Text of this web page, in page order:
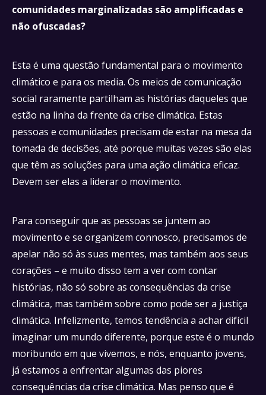
comunidades marginalizadas são amplificadas e
não ofuscadas?
Esta é uma questão fundamental para o movimento
climático e para os media. Os meios de comunicação
social raramente partilham as histórias daqueles que
estão na linha da frente da crise climática. Estas
pessoas e comunidades precisam de estar na mesa da
tomada de decisões, até porque muitas vezes são elas
que têm as soluções para uma ação climática eficaz.
Devem ser elas a liderar o movimento.
Para conseguir que as pessoas se juntem ao
movimento e se organizem connosco, precisamos de
apelar não só às suas mentes, mas também aos seus
corações – e muito disso tem a ver com contar
histórias, não só sobre as consequências da crise
climática, mas também sobre como pode ser a justiça
climática. Infelizmente, temos tendência a achar difícil
imaginar um mundo diferente, porque este é o mundo
moribundo em que vivemos, e nós, enquanto jovens,
já estamos a enfrentar algumas das piores
consequências da crise climática. Mas penso que é